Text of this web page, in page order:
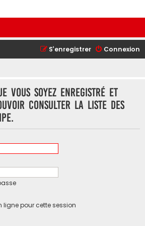
Connexion
S’enregistrer
vous soyez enregistré et
consulter la liste des
pour cette session